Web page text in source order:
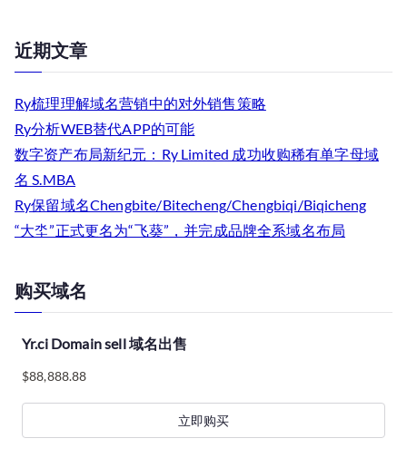
近期文章
Ry梳理理解域名营销中的对外销售策略
Ry分析WEB替代APP的可能
数字资产布局新纪元：Ry Limited 成功收购稀有单字母域
名 S.MBA
Ry保留域名Chengbite/Bitecheng/Chengbiqi/Biqicheng
“大坔”正式更名为“飞葵”，并完成品牌全系域名布局
购买域名
Yr.ci Domain sell 域名出售
$88,888.88
立即购买